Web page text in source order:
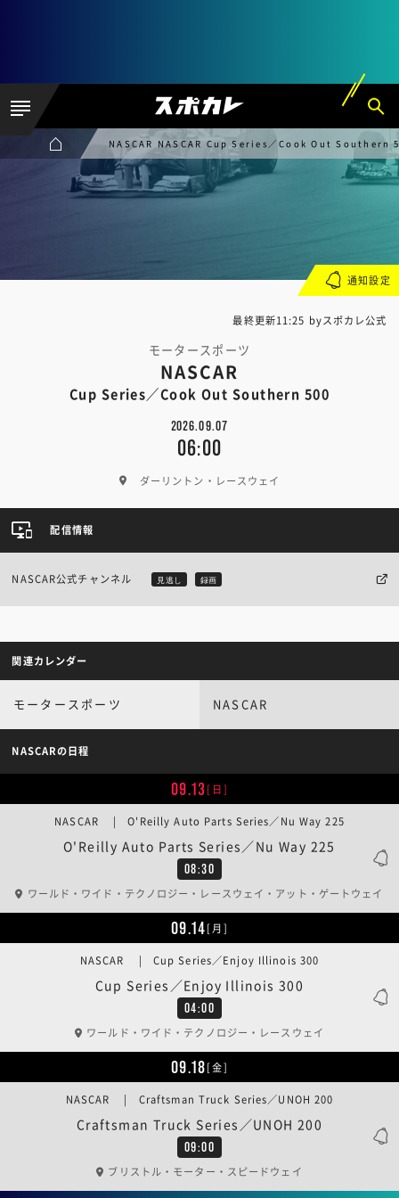
NASCAR NASCAR Cup Series／Cook Out Southern
最終更新11:25 byスポカレ公式
モータースポーツ
NASCAR
Cup Series／Cook Out Southern 500
2026.09.07
06:00
ダーリントン・レースウェイ
通知設定
配信情報
NASCAR公式チャンネル 見逃し 録画
関連カレンダー
モータースポーツ NASCAR
NASCARの日程
09.13[日]
08:30
O'Reilly Auto Parts Series／Nu Way 225
NASCAR | O'Reilly Auto Parts Series／Nu Way 225
ワールド・ワイド・テクノロジー・レースウェイ・アット・ゲートウェイ
09.14[月]
04:00
Cup Series／Enjoy Illinois 300
NASCAR | Cup Series／Enjoy Illinois 300
ワールド・ワイド・テクノロジー・レースウェイ
09.18[金]
09:00
Craftsman Truck Series／UNOH 200
NASCAR | Craftsman Truck Series／UNOH 200
ブリストル・モーター・スピードウェイ